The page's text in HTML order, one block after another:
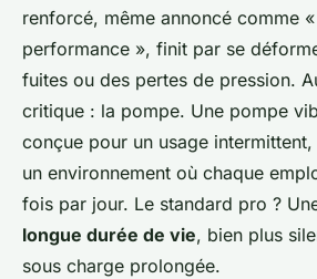
renforcé, même annoncé comme
performance », finit par se
fuites ou des pertes de pression.
critique : la pompe. Une pompe
conçue pour un usage
un environnement où chaque
fois par jour. Le standard pro ?
longue durée de vie, bien plus
sous charge prolongée.